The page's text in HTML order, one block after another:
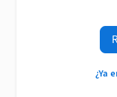
¿Ya